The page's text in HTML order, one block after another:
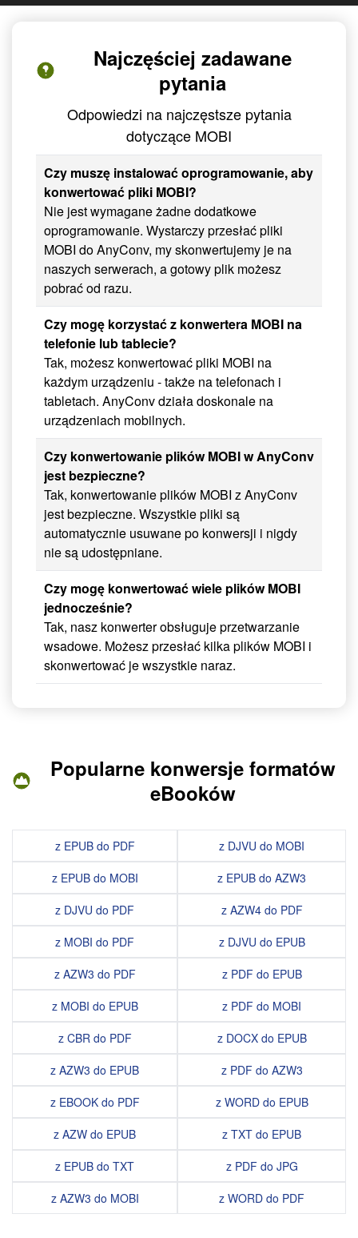
Najczęściej zadawane
pytania
Odpowiedzi na najczęstsze pytania
dotyczące MOBI
Czy muszę instalować oprogramowanie, aby
konwertować pliki MOBI?
Nie jest wymagane żadne dodatkowe
oprogramowanie. Wystarczy przesłać pliki
MOBI do AnyConv, my skonwertujemy je na
naszych serwerach, a gotowy plik możesz
pobrać od razu.
Czy mogę korzystać z konwertera MOBI na
telefonie lub tablecie?
Tak, możesz konwertować pliki MOBI na
każdym urządzeniu - także na telefonach i
tabletach. AnyConv działa doskonale na
urządzeniach mobilnych.
Czy konwertowanie plików MOBI w AnyConv
jest bezpieczne?
Tak, konwertowanie plików MOBI z AnyConv
jest bezpieczne. Wszystkie pliki są
automatycznie usuwane po konwersji i nigdy
nie są udostępniane.
Czy mogę konwertować wiele plików MOBI
jednocześnie?
Tak, nasz konwerter obsługuje przetwarzanie
wsadowe. Możesz przesłać kilka plików MOBI i
skonwertować je wszystkie naraz.
Popularne konwersje formatów
eBooków
z EPUB do PDF
z EPUB do MOBI
z DJVU do PDF
z MOBI do PDF
z AZW3 do PDF
z MOBI do EPUB
z CBR do PDF
z AZW3 do EPUB
z EBOOK do PDF
z AZW do EPUB
z EPUB do TXT
z AZW3 do MOBI
z DJVU do MOBI
z EPUB do AZW3
z AZW4 do PDF
z DJVU do EPUB
z PDF do EPUB
z PDF do MOBI
z DOCX do EPUB
z PDF do AZW3
z WORD do EPUB
z TXT do EPUB
z PDF do JPG
z WORD do PDF